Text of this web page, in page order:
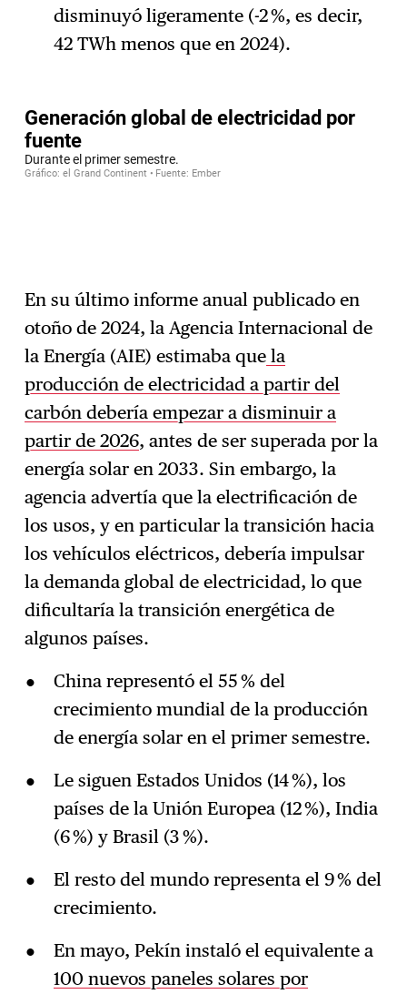
disminuyó ligeramente (-2 %, es decir,
42 TWh menos que en 2024).
En su último informe anual publicado en
otoño de 2024, la Agencia Internacional de
la Energía (AIE) estimaba que la
producción de electricidad a partir del
carbón debería empezar a disminuir a
partir de 2026, antes de ser superada por la
energía solar en 2033. Sin embargo, la
agencia advertía que la electrificación de
los usos, y en particular la transición hacia
los vehículos eléctricos, debería impulsar
la demanda global de electricidad, lo que
dificultaría la transición energética de
algunos países.
China representó el 55 % del
crecimiento mundial de la producción
de energía solar en el primer semestre.
Le siguen Estados Unidos (14 %), los
países de la Unión Europea (12 %), India
(6 %) y Brasil (3 %).
El resto del mundo representa el 9 % del
crecimiento.
En mayo, Pekín instaló el equivalente a
100 nuevos paneles solares por